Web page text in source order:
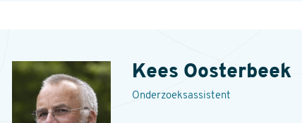
Kees Oosterbeek
Onderzoeksassistent